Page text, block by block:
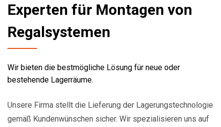
Experten für Montagen von
Regalsystemen
Wir bieten die bestmögliche Lösung für neue oder
bestehende Lagerräume.
Unsere Firma stellt die Lieferung der Lagerungstechnologie
gemäß Kundenwünschen sicher. Wir spezialisieren uns auf